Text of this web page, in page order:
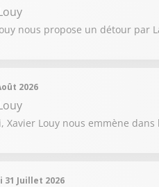
nous propose un détour par
2026
Xavier Louy nous emmène
31 Juillet 2026